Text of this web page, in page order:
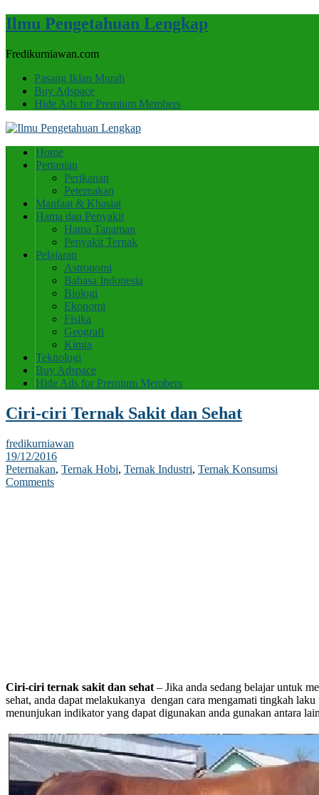
Ilmu Pengetahuan Lengkap
Fredikurniawan.com
Pasang Iklan Murah
Buy Adspace
Hide Ads for Premium Members
Home
Pertanian
Perikanan
Peternakan
Manfaat & Khasiat
Hama dan Penyakit
Hama Tanaman
Penyakit Ternak
Pelajaran
Astronomi
Bahasa Indonesia
Biologi
Ekonomi
Fisika
Geografi
Kimia
Teknologi
Buy Adspace
Hide Ads for Premium Members
Ciri-ciri Ternak Sakit dan Sehat
fredikurniawan
19/12/2016
Peternakan, Ternak Hobi, Ternak Industri, Ternak Konsumsi
Comments
Ciri-ciri ternak sakit dan sehat – Jika anda sedang belajar untuk
sehat, anda dapat melakukanya dengan cara mengamati tingkah
menunjukan indikator yang dapat digunakan anda gunakan antara